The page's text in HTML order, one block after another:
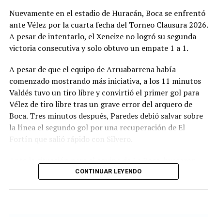
buscar algo en dos fechas como visitante, frente a
Deportivo Rincón el miércoles y luego en San Luis ante
Juventud Unida Universitario.
Síntesis
Círculo Deportivo (1): Pedro Fernández; Julián Vílchez,
Facundo Rojas, Jano Martínez y Rodrigo Torres; Joaquín
Bassani, Francisco Grahl, Ramiro Banchio y Marco
Campagnaro; Rodrigo Juárez y Vicente Barberini. DT:
Duilio Botella.
Branco Castelli y Ciro Rius por Torres, Campagnaro y
Nuevamente en el estadio de Huracán, Boca se enfrentó
ante Vélez por la cuarta fecha del Torneo Clausura 2026.
A pesar de intentarlo, el Xeneize no logró su segunda
victoria consecutiva y solo obtuvo un empate 1 a 1.
A pesar de que el equipo de Arruabarrena había
comenzado mostrando más iniciativa, a los 11 minutos
Valdés tuvo un tiro libre y convirtió el primer gol para
Vélez de tiro libre tras un grave error del arquero de
Boca. Tres minutos después, Paredes debió salvar sobre
la línea el segundo gol por una recuperación de El
Fortín que salió rápido con Silvero.
Ante la situación para el equipo de La Boca, buscaron
terminar la primera parte con un empate. Fue así como
CONTINUAR LEYENDO